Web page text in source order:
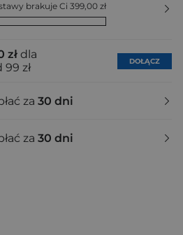
brakuje Ci 399,00 zł
zł dla
zł
DOŁĄCZ
za 30 dni
za 30 dni